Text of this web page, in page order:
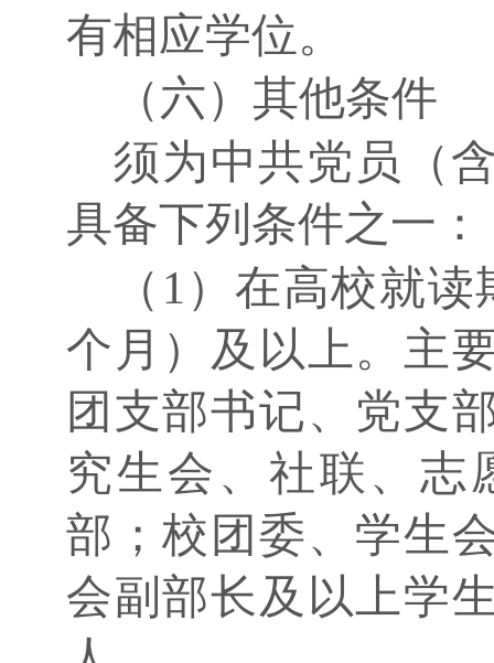
有相应学位。
（六）其他条件
须为中共党员（
具备下列条件之一：
（ 1）在高校就读
个月）及以上。主
团支部书记、党支
究生会、社联、志
部；校团委、学生
会副部长及以上学